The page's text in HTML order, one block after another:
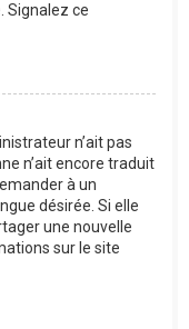
Signalez ce
n’ait pas
n’ait encore traduit
à un
désirée. Si elle
une nouvelle
sur le site